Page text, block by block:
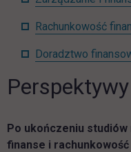
Rachunkowość
Doradztwo
Po ukończeniu
finanse i